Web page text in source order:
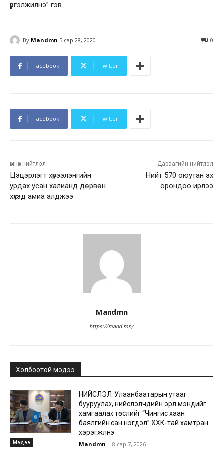
үргэлжилнэ” гэв.
By Mandmn 5 сар 28, 2020 0
Facebook Twitter
Facebook Twitter
өмнөх нийтлэл
Цэцэрлэгт хүрээлэнгийн
урдах усан халианд дөрвөн
хүүхэд амиа алджээ
Дараагийн нийтлэл
Нийт 570 оюутан эх
орондоо ирлээ
Mandmn
https://mand.mn/
Холбоотой мэдээ
Мэдээ
НИЙСЛЭЛ: Улаанбаатарын утааг
бууруулах, нийслэлчүүдийн эрүүл мэндийг
хамгаалах төслийг “Чингис хаан
баялгийн сан нэгдэл” ХХК-тай хамтран
хэрэгжүүлнэ
Mandmn - 8 сар 7, 2026